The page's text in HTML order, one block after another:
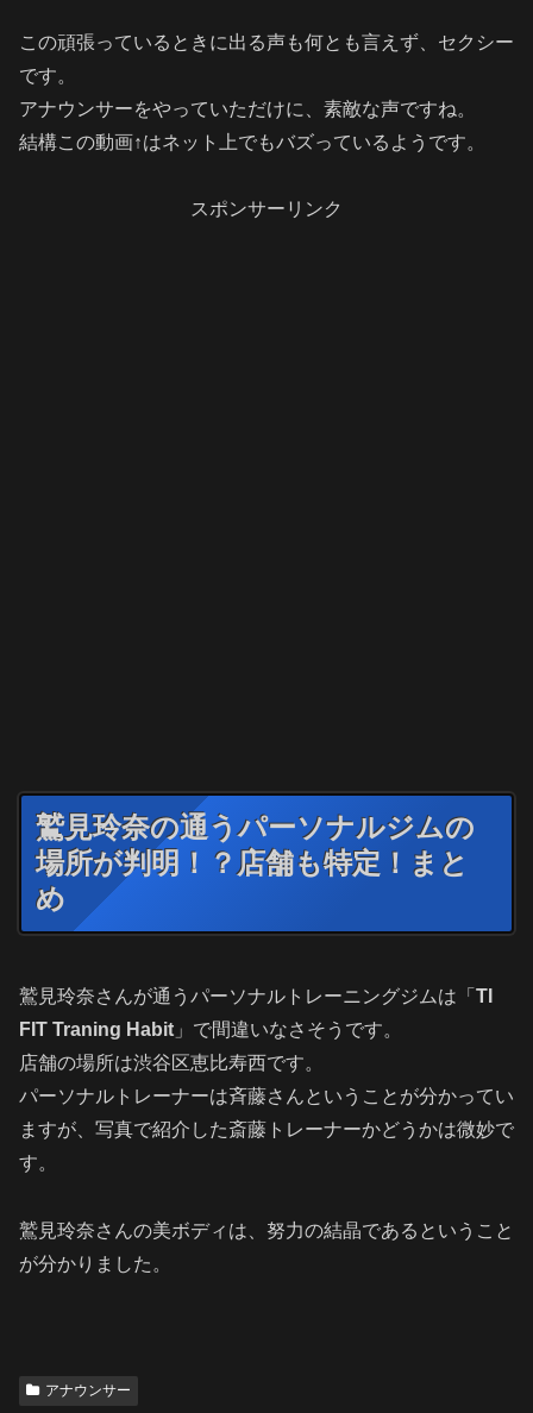
この頑張っているときに出る声も何とも言えず、セクシー
です。
アナウンサーをやっていただけに、素敵な声ですね。
結構この動画↑はネット上でもバズっているようです。
スポンサーリンク
鷲見玲奈の通うパーソナルジムの
場所が判明！？店舗も特定！まと
め
鷲見玲奈さんが通うパーソナルトレーニングジムは「 TI
FIT Traning Habit 」で間違いなさそうです。
店舗の場所は渋谷区恵比寿西です。
パーソナルトレーナーは斉藤さんということが分かってい
ますが、写真で紹介した斎藤トレーナーかどうかは微妙で
す。
鷲見玲奈さんの美ボディは、努力の結晶であるということ
が分かりました。
アナウンサー